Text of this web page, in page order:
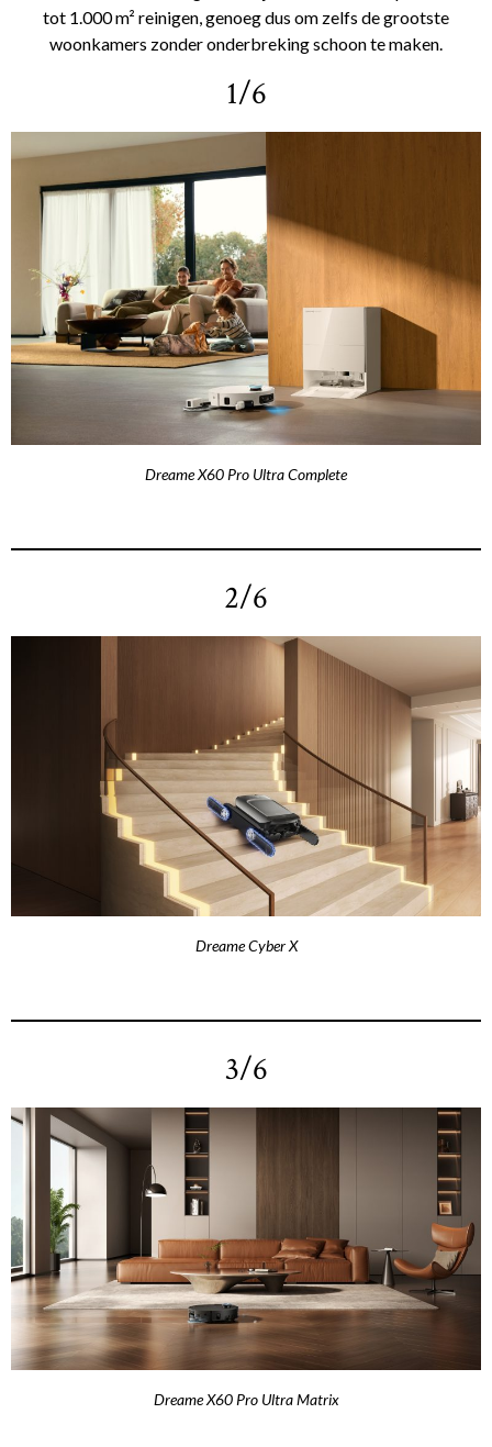
tot 1.000 m² reinigen, genoeg dus om zelfs de grootste
woonkamers zonder onderbreking schoon te maken.
1/6
Dreame X60 Pro Ultra Complete
2/6
Dreame Cyber X
3/6
Dreame X60 Pro Ultra Matrix